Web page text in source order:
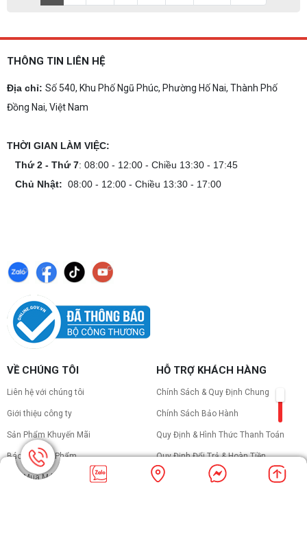
THÔNG TIN LIÊN HỆ
Địa chỉ: Số 540, Khu Phố Ngũ Phúc, Phường Hố Nai, Thành Phố
Đồng Nai, Việt Nam
THỜI GIAN LÀM VIỆC:
Thứ 2 - Thứ 7: 08:00 - 12:00 - Chiều 13:30 - 17:45
Chủ Nhật: 08:00 - 12:00 - Chiều 13:30 - 17:00
VỀ CHÚNG TÔI
Liên hệ với chúng tôi
Giới thiệu công ty
Sản Phẩm Khuyến Mãi
Báo Giá Sản Phẩm
Thu Mua Máy Cũ
HỖ TRỢ KHÁCH HÀNG
Chính Sách & Quy Định Chung
Chính Sách Bảo Hành
Quy Định & Hình Thức Thanh Toán
Quy Định Đổi Trả & Hoàn Tiền
Quy Định Vận Chuyển & Giao Nhận